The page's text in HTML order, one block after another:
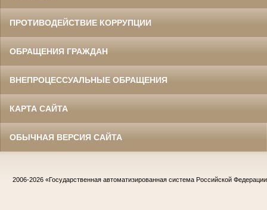
ПРОТИВОДЕЙСТВИЕ КОРРУПЦИИ
ОБРАЩЕНИЯ ГРАЖДАН
ВНЕПРОЦЕССУАЛЬНЫЕ ОБРАЩЕНИЯ
КАРТА САЙТА
ОБЫЧНАЯ ВЕРСИЯ САЙТА
2006-2026 «Государственная автоматизированная система Российской